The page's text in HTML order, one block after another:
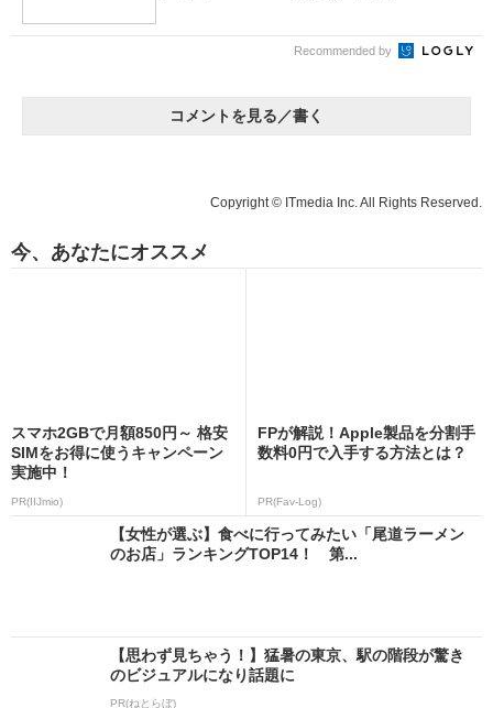
Recommended by
コメントを見る／書く
Copyright © ITmedia Inc. All Rights Reserved.
今、あなたにオススメ
スマホ2GBで月額850円～ 格安
SIMをお得に使うキャンペーン
実施中！
PR(IIJmio)
FPが解説！Apple製品を分割手
数料0円で入手する方法とは？
PR(Fav-Log)
【女性が選ぶ】食べに行ってみたい「尾道ラーメン
のお店」ランキングTOP14！ 第...
【思わず見ちゃう！】猛暑の東京、駅の階段が驚き
のビジュアルになり話題に
PR(ねとらぼ)